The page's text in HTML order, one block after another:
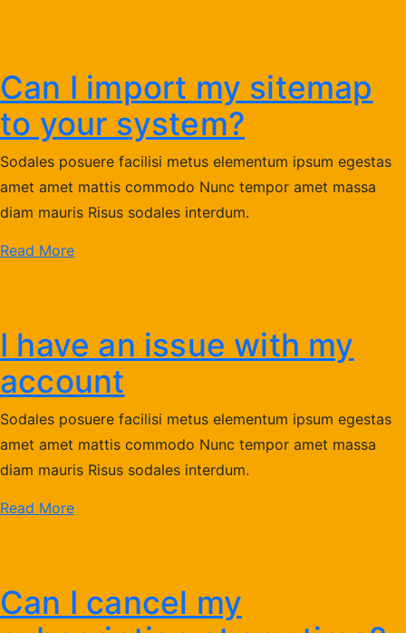
Can I import my sitemap
to your system?
Sodales posuere facilisi metus elementum ipsum egestas
amet amet mattis commodo Nunc tempor amet massa
diam mauris Risus sodales interdum.
Read More
I have an issue with my
account
Sodales posuere facilisi metus elementum ipsum egestas
amet amet mattis commodo Nunc tempor amet massa
diam mauris Risus sodales interdum.
Read More
Can I cancel my